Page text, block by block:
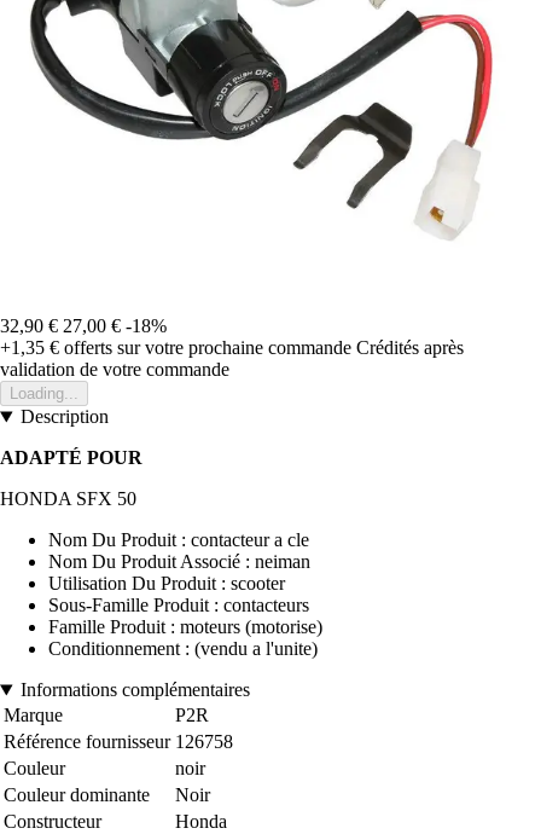
32,90 € 27,00 € -18%
+1,35 € offerts sur votre prochaine commande Crédités après
validation de votre commande
Loading...
Description
ADAPTÉ POUR
HONDA SFX 50
Nom Du Produit : contacteur a cle
Nom Du Produit Associé : neiman
Utilisation Du Produit : scooter
Sous-Famille Produit : contacteurs
Famille Produit : moteurs (motorise)
Conditionnement : (vendu a l'unite)
Informations complémentaires
Marque
P2R
Référence fournisseur 126758
Couleur
noir
Couleur dominante
Noir
Constructeur
Honda